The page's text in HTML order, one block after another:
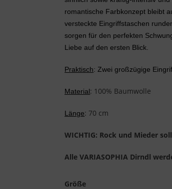
romantische Farbkonzept bleibt
versteckte Eingriffstaschen
sorgen für den perfekten
Liebe auf den ersten Blick.
Praktisch: Zwei großzügige
Material: 100% Baumwolle
Länge: 70 cm
WICHTIG: Rock und Mieder
Alle VARIASOPHIA Dirndl
Größe